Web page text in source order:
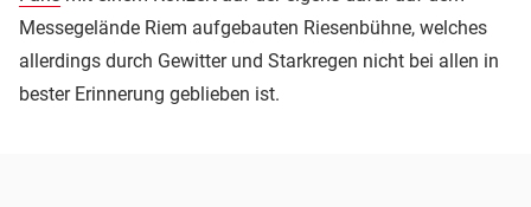
Messegelände Riem aufgebauten Riesenbühne, welches
allerdings durch Gewitter und Starkregen nicht bei allen in
bester Erinnerung geblieben ist.